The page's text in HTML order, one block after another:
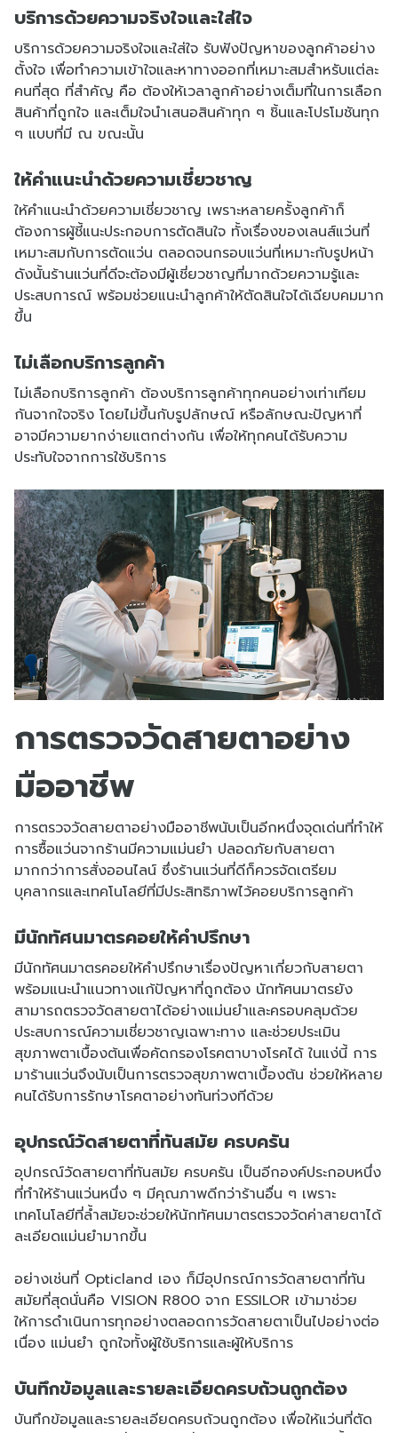
บริการด้วยความจริงใจและใส่ใจ
บริการด้วยความจริงใจและใส่ใจ รับฟังปัญหาของลูกค้าอย่าง
ตั้งใจ เพื่อทำความเข้าใจและหาทางออกที่เหมาะสมสำหรับแต่ละ
คนที่สุด ที่สำคัญ คือ ต้องให้เวลาลูกค้าอย่างเต็มที่ในการเลือก
สินค้าที่ถูกใจ และเต็มใจนำเสนอสินค้าทุก ๆ ชิ้นและโปรโมชันทุก
ๆ แบบที่มี ณ ขณะนั้น
ให้คำแนะนำด้วยความเชี่ยวชาญ
ให้คำแนะนำด้วยความเชี่ยวชาญ เพราะหลายครั้งลูกค้าก็
ต้องการผู้ชี้แนะประกอบการตัดสินใจ ทั้งเรื่องของเลนส์แว่นที่
เหมาะสมกับการตัดแว่น ตลอดจนกรอบแว่นที่เหมาะกับรูปหน้า
ดังนั้นร้านแว่นที่ดีจะต้องมีผู้เชี่ยวชาญที่มากด้วยความรู้และ
ประสบการณ์ พร้อมช่วยแนะนำลูกค้าให้ตัดสินใจได้เฉียบคมมาก
ขึ้น
ไม่เลือกบริการลูกค้า
ไม่เลือกบริการลูกค้า ต้องบริการลูกค้าทุกคนอย่างเท่าเทียม
กันจากใจจริง โดยไม่ขึ้นกับรูปลักษณ์ หรือลักษณะปัญหาที่
อาจมีความยากง่ายแตกต่างกัน เพื่อให้ทุกคนได้รับความ
ประทับใจจากการใช้บริการ
การตรวจวัดสายตาอย่าง
มืออาชีพ
การตรวจวัดสายตาอย่างมืออาชีพนับเป็นอีกหนึ่งจุดเด่นที่ทำให้
การซื้อแว่นจากร้านมีความแม่นยำ ปลอดภัยกับสายตา
มากกว่าการสั่งออนไลน์ ซึ่งร้านแว่นที่ดีก็ควรจัดเตรียม
บุคลากรและเทคโนโลยีที่มีประสิทธิภาพไว้คอยบริการลูกค้า
มีนักทัศนมาตรคอยให้คำปรึกษา
มีนักทัศนมาตรคอยให้คำปรึกษาเรื่องปัญหาเกี่ยวกับสายตา
พร้อมแนะนำแนวทางแก้ปัญหาที่ถูกต้อง นักทัศนมาตรยัง
สามารถตรวจวัดสายตาได้อย่างแม่นยำและครอบคลุมด้วย
ประสบการณ์ความเชี่ยวชาญเฉพาะทาง และช่วยประเมิน
สุขภาพตาเบื้องต้นเพื่อคัดกรองโรคตาบางโรคได้ ในแง่นี้ การ
มาร้านแว่นจึงนับเป็นการตรวจสุขภาพตาเบื้องต้น ช่วยให้หลาย
คนได้รับการรักษาโรคตาอย่างทันท่วงทีด้วย
อุปกรณ์วัดสายตาที่ทันสมัย ครบครัน
อุปกรณ์วัดสายตาที่ทันสมัย ครบครัน เป็นอีกองค์ประกอบหนึ่ง
ที่ทำให้ร้านแว่นหนึ่ง ๆ มีคุณภาพดีกว่าร้านอื่น ๆ เพราะ
เทคโนโลยีที่ล้ำสมัยจะช่วยให้นักทัศนมาตรตรวจวัดค่าสายตาได้
ละเอียดแม่นยำมากขึ้น
อย่างเช่นที่ Opticland เอง ก็มีอุปกรณ์การวัดสายตาที่ทัน
สมัยที่สุดนั่นคือ VISION R800 จาก ESSILOR เข้ามาช่วย
ให้การดำเนินการทุกอย่างตลอดการวัดสายตาเป็นไปอย่างต่อ
เนื่อง แม่นยำ ถูกใจทั้งผู้ใช้บริการและผู้ให้บริการ
บันทึกข้อมูลและรายละเอียดครบถ้วนถูกต้อง
บันทึกข้อมูลและรายละเอียดครบถ้วนถูกต้อง เพื่อให้แว่นที่ตัด